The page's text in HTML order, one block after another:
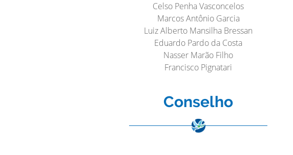
Celso Penha Vasconcelos
Marcos Antônio Garcia
Luiz Alberto Mansilha Bressan
Eduardo Pardo da Costa
Nasser Marão Filho
Francisco Pignatari
Conselho